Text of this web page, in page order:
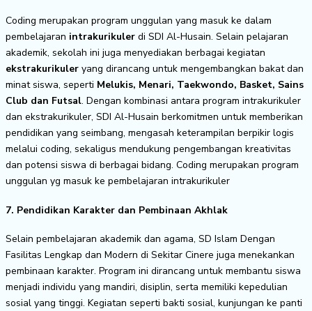
Coding merupakan program unggulan yang masuk ke dalam
pembelajaran intrakurikuler di SDI Al-Husain. Selain pelajaran
akademik, sekolah ini juga menyediakan berbagai kegiatan
ekstrakurikuler yang dirancang untuk mengembangkan bakat dan
minat siswa, seperti Melukis, Menari, Taekwondo, Basket, Sains
Club dan Futsal. Dengan kombinasi antara program intrakurikuler
dan ekstrakurikuler, SDI Al-Husain berkomitmen untuk memberikan
pendidikan yang seimbang, mengasah keterampilan berpikir logis
melalui coding, sekaligus mendukung pengembangan kreativitas
dan potensi siswa di berbagai bidang. Coding merupakan program
unggulan yg masuk ke pembelajaran intrakurikuler
7. Pendidikan Karakter dan Pembinaan Akhlak
Selain pembelajaran akademik dan agama, SD Islam Dengan
Fasilitas Lengkap dan Modern di Sekitar Cinere juga menekankan
pembinaan karakter. Program ini dirancang untuk membantu siswa
menjadi individu yang mandiri, disiplin, serta memiliki kepedulian
sosial yang tinggi. Kegiatan seperti bakti sosial, kunjungan ke panti